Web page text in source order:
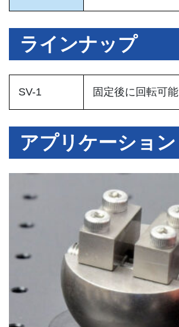
ラインナップ
SV-1 固定後に回転可能
アプリケーション